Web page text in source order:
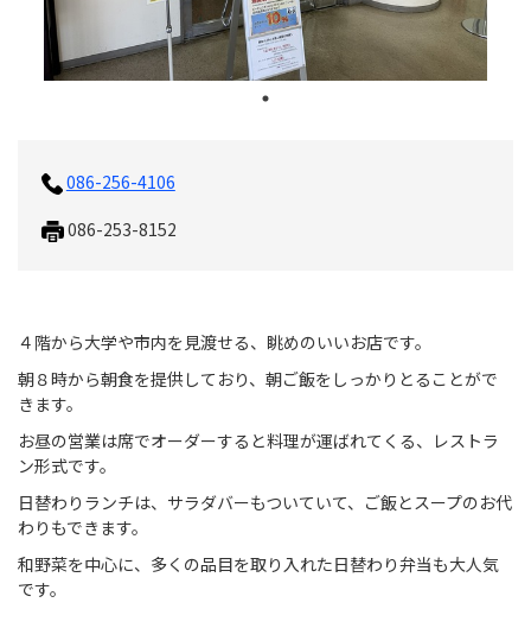
086-256-4106
086-253-8152
４階から大学や市内を見渡せる、眺めのいいお店です。
朝８時から朝食を提供しており、朝ご飯をしっかりとることがで
きます。
お昼の営業は席でオーダーすると料理が運ばれてくる、レストラ
ン形式です。
日替わりランチは、サラダバーもついていて、ご飯とスープのお代
わりもできます。
和野菜を中心に、多くの品目を取り入れた日替わり弁当も大人気
です。